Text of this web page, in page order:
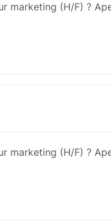
marketing (H/F) ?
marketing (H/F) ?